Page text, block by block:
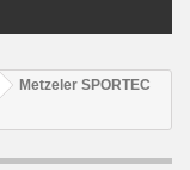
Metzeler SPORTEC